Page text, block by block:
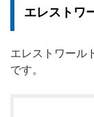
エレストワ
エレストワール
です。